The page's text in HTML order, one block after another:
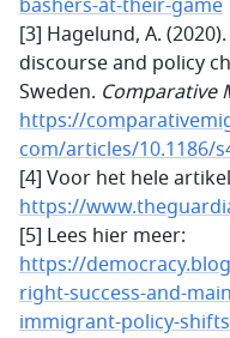
bashers-at-their-game
[3] Hagelund, A.
discourse and policy
Sweden. Comparative
https://
com/articles/10.1186/
[4] Voor het hele
https://
[5] Lees hier meer:
https://
right-success-and-
immigrant-policy-